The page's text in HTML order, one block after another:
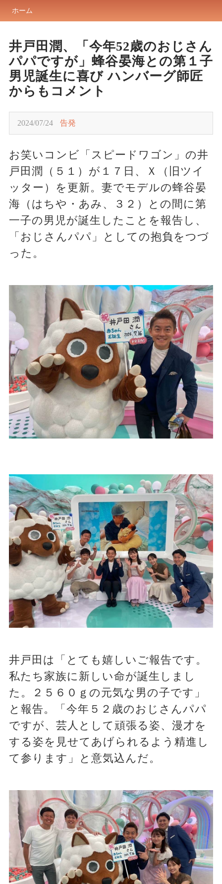
ホーム
井戸田潤、「今年52歳のおじさん
パパですが」蜂谷晏海との第１子
男児誕生に喜び ハンバーグ師匠
からもコメント
2024/07/24 告発
お笑いコンビ「スピードワゴン」の井
戸田潤（５１）が１７日、Ｘ（旧ツイ
ッター）を更新。妻でモデルの蜂谷晏
海（はちや・あみ、３２）との間に第
一子の男児が誕生したことを報告し、
「おじさんパパ」としての抱負をつづ
った。
井戸田は「とても嬉しいご報告です。
私たち家族に新しい命が誕生しまし
た。２５６０ｇの元気な男の子です」
と報告。「今年５２歳のおじさんパパ
ですが、芸人として頑張る姿、漫才を
する姿を見せてあげられるよう精進し
て参ります」と意気込んだ。